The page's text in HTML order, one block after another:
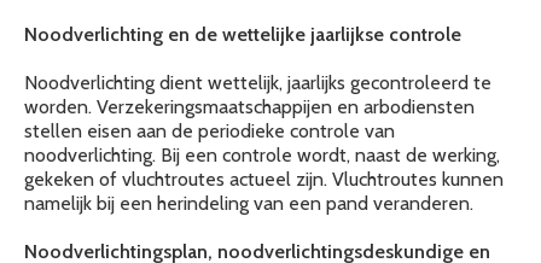
Noodverlichting en de wettelijke jaarlijkse controle
Noodverlichting dient wettelijk, jaarlijks gecontroleerd te
worden. Verzekeringsmaatschappijen en arbodiensten
stellen eisen aan de periodieke controle van
noodverlichting. Bij een controle wordt, naast de werking,
gekeken of vluchtroutes actueel zijn. Vluchtroutes kunnen
namelijk bij een herindeling van een pand veranderen.
Noodverlichtingsplan, noodverlichtingsdeskundige en